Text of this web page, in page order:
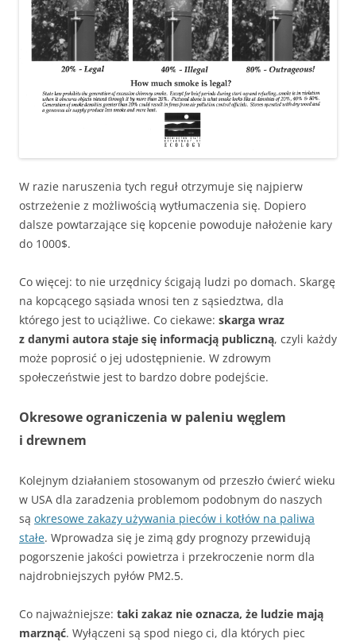
W razie naruszenia tych reguł otrzymuje się najpierw
ostrzeżenie z możliwością wytłumaczenia się. Dopiero
dalsze powtarzające się kopcenie powoduje nałożenie kary
do 1000$.
Co więcej: to nie urzędnicy ścigają ludzi po domach. Skargę
na kopcącego sąsiada wnosi ten z sąsiedztwa, dla
którego jest to uciążliwe. Co ciekawe: skarga wraz
z danymi autora staje się informacją publiczną, czyli każdy
może poprosić o jej udostępnienie. W zdrowym
społeczeństwie jest to bardzo dobre podejście.
Okresowe ograniczenia w paleniu węglem
i drewnem
Kolejnym działaniem stosowanym od przeszło ćwierć wieku
w USA dla zaradzenia problemom podobnym do naszych
są okresowe zakazy używania pieców i kotłów na paliwa
stałe. Wprowadza się je zimą gdy prognozy przewidują
pogorszenie jakości powietrza i przekroczenie norm dla
najdrobniejszych pyłów PM2.5.
Co najważniejsze: taki zakaz nie oznacza, że ludzie mają
marznąć. Wyłączeni są spod niego ci, dla których piec